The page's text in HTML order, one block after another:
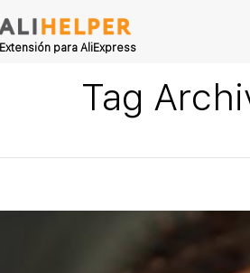
Extensión para AliExpress
Tag